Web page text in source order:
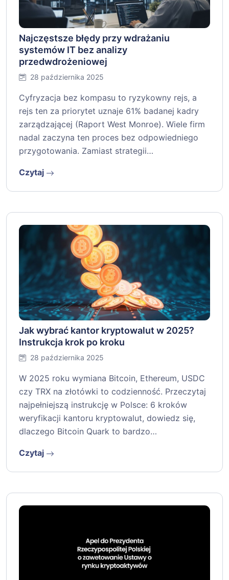
Najczęstsze błędy przy wdrażaniu
systemów IT bez analizy
przedwdrożeniowej
28 października 2025
Cyfryzacja bez kompasu to ryzykowny rejs, a
rejs ten za priorytet uznaje 61% badanej kadry
zarządzającej (Raport West Monroe). Wiele firm
nadal zaczyna ten proces bez odpowiedniego
przygotowania. Zamiast strategii…
Czytaj
Jak wybrać kantor kryptowalut w 2025?
Instrukcja krok po kroku
28 października 2025
W 2025 roku wymiana Bitcoin, Ethereum, USDC
czy TRX na złotówki to codzienność. Przeczytaj
najpełniejszą instrukcję w Polsce: 6 kroków
weryfikacji kantoru kryptowalut, dowiedz się,
dlaczego Bitcoin Quark to bardzo…
Czytaj